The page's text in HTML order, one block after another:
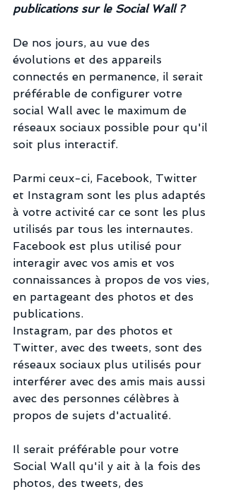
publications sur le Social Wall ?
De nos jours, au vue des
évolutions et des appareils
connectés en permanence, il serait
préférable de configurer votre
social Wall avec le maximum de
réseaux sociaux possible pour qu'il
soit plus interactif.
Parmi ceux-ci, Facebook, Twitter
et Instagram sont les plus adaptés
à votre activité car ce sont les plus
utilisés par tous les internautes.
Facebook est plus utilisé pour
interagir avec vos amis et vos
connaissances à propos de vos vies,
en partageant des photos et des
publications.
Instagram, par des photos et
Twitter, avec des tweets, sont des
réseaux sociaux plus utilisés pour
interférer avec des amis mais aussi
avec des personnes célèbres à
propos de sujets d'actualité.
Il serait préférable pour votre
Social Wall qu'il y ait à la fois des
photos, des tweets, des